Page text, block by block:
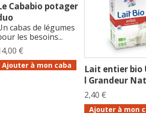
Cababio potager
cabas de légumes
les besoins...
€
Ajouter à mon caba
Lait entier bio
l Grandeur
2,40 €
Ajouter à mon